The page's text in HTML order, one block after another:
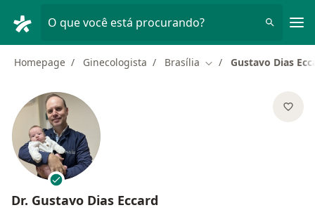
O que você está procurando?
Homepage Ginecologista Brasília Mudar de cidade
Gustavo Dias
Dr. Gustavo Dias Eccard